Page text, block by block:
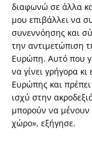
διαφωνώ σε άλλα
μου επιβάλλει να
συνεννόησης και
την αντιμετώπιση
Ευρώπη. Αυτό που
να γίνει γρήγορα
Ευρώπης και
ισχύ στην
μπορούν να μένουν
χώρο», εξήγησε.